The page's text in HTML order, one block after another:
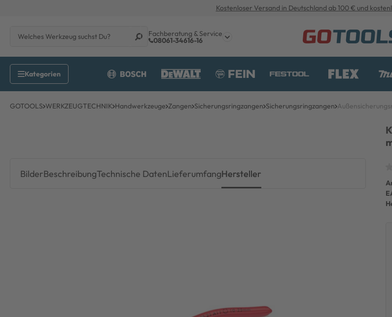
Kostenloser Versand in Deutschland ab 100 € und
Fachberatung & Service
08061-34616-16
GOTOOLS WERKZEUGTECHNIK Handwerkzeuge Zangen Sicherungsringzangen Sicherungsringzangen
BilderBeschreibungTechnische DatenLieferumfangHersteller